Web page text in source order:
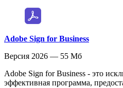
Adobe Sign for Business
Версия 2026 — 55 Мб
Adobe Sign for Business - это
эффективная программа,